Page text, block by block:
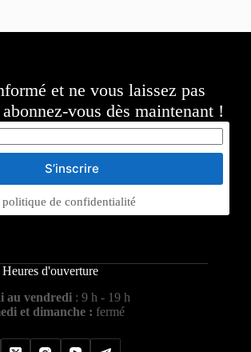
et ne vous laissez pas
vous dès maintenant !
S’inscrire
politique de confidentialité
Heures d'ouverture
au vendredi : 9 h - 19 h
et dimanche : fermé